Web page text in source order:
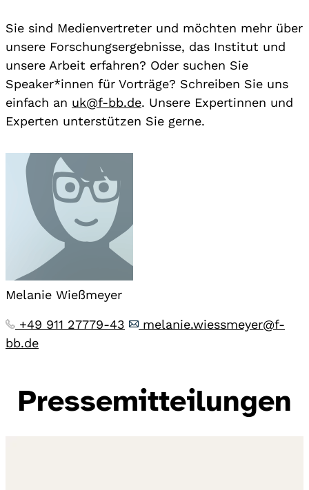
Sie sind Medienvertreter und möchten mehr über
unsere Forschungsergebnisse, das Institut und
unsere Arbeit erfahren? Oder suchen Sie
Speaker*innen für Vorträge? Schreiben Sie uns
einfach an uk@f-bb.de. Unsere Expertinnen und
Experten unterstützen Sie gerne.
Melanie Wießmeyer
+49 911 27779-43
melanie.wiessmeyer@f-
bb.de
Pressemitteilungen